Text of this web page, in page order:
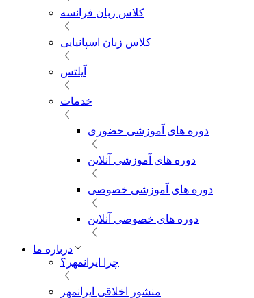
کلاس زبان فرانسه
کلاس زبان اسپانیایی
آیلتس
خدمات
دوره های آموزشی حضوری
دوره های آموزشی آنلاین
دوره های آموزشی خصوصی
دوره های خصوصی آنلاین
درباره ما
چرا ایرانمهر؟
منشور اخلاقی ایرانمهر